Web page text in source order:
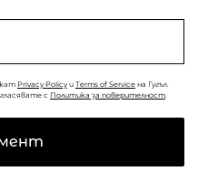
Privacy Policy и Terms of Service на Гугъл.
с Политика за поверителност